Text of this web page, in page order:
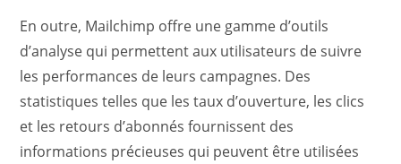
En outre, Mailchimp offre une gamme d’outils
d’analyse qui permettent aux utilisateurs de suivre
les performances de leurs campagnes. Des
statistiques telles que les taux d’ouverture, les clics
et les retours d’abonnés fournissent des
informations précieuses qui peuvent être utilisées